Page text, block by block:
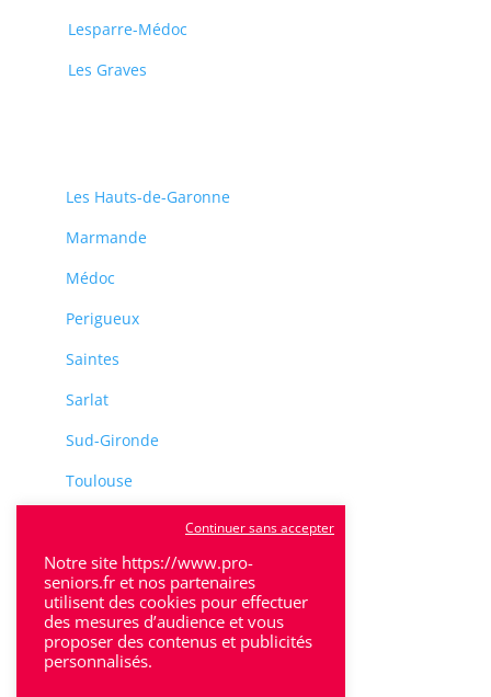
Lesparre-Médoc
Les Graves
Les Hauts-de-Garonne
Marmande
Médoc
Perigueux
Saintes
Sarlat
Sud-Gironde
Toulouse
Villeneuve-Sur-Lot
Notre site https://www.pro-
seniors.fr et nos partenaires
utilisent des cookies pour effectuer
des mesures d’audience et vous
proposer des contenus et publicités
personnalisés.
Continuer sans accepter